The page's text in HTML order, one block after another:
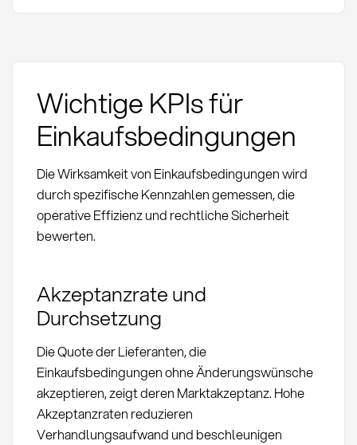
Wichtige KPIs für
Einkaufsbedingungen
Die Wirksamkeit von Einkaufsbedingungen wird
durch spezifische Kennzahlen gemessen, die
operative Effizienz und rechtliche Sicherheit
bewerten.
Akzeptanzrate und
Durchsetzung
Die Quote der Lieferanten, die
Einkaufsbedingungen ohne Änderungswünsche
akzeptieren, zeigt deren Marktakzeptanz. Hohe
Akzeptanzraten reduzieren
Verhandlungsaufwand und beschleunigen